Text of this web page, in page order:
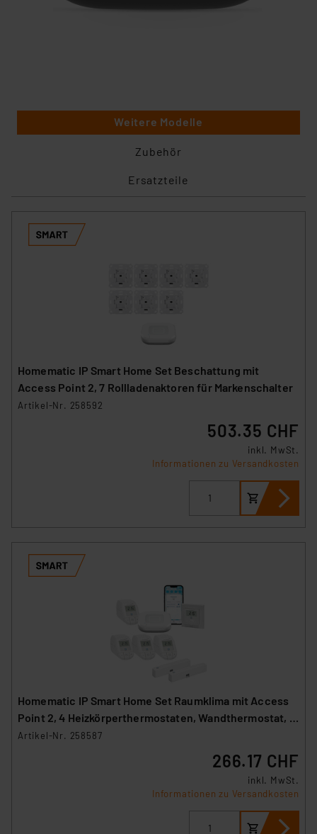
Weitere Modelle
Zubehör
Ersatzteile
Homematic IP Smart Home Set Beschattung mit
Access Point 2, 7 Rollladenaktoren für Markenschalter
Artikel-Nr. 258592
503.35 CHF
inkl. MwSt.
Informationen zu Versandkosten
Homematic IP Smart Home Set Raumklima mit Access
Point 2, 4 Heizkörperthermostaten, Wandthermostat, 2
Fenster-Türkontakte
Artikel-Nr. 258587
266.17 CHF
inkl. MwSt.
Informationen zu Versandkosten